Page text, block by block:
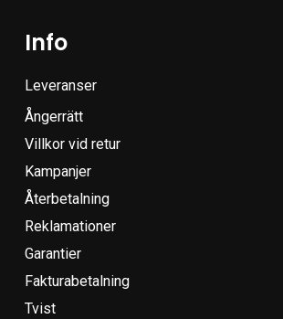
Info
Leveranser
Ångerrätt
Villkor vid retur
Kampanjer
Återbetalning
Reklamationer
Garantier
Fakturabetalning
Tvist